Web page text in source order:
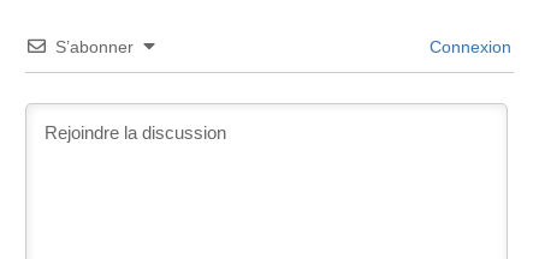
S’abonner Connexion